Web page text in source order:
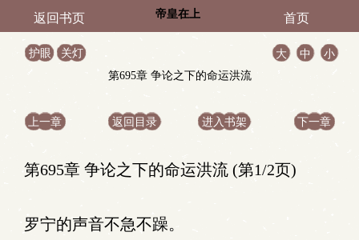
返回书页 帝皇在上 首页
护眼 关灯 大 中
小
第695章 争论之下的命运洪流
上一章 返回目录 进入书架 下一章
第695章 争论之下的命运洪流 (第1/2页)
罗宁的声音不急不躁。